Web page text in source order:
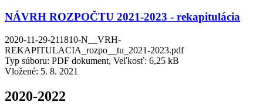
NÁVRH ROZPOČTU 2021-2023 - rekapitulácia
2020-11-29-211810-N__VRH-
REKAPITULACIA_rozpo__tu_2021-2023.pdf
Typ súboru: PDF dokument, Veľkosť: 6,25 kB
Vložené: 5. 8. 2021
2020-2022